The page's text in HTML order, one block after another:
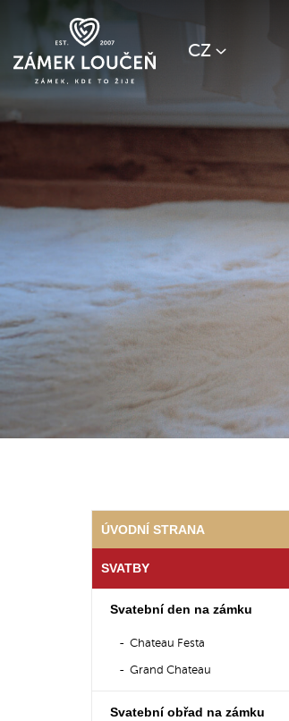
CZ
ÚVODNÍ STRANA
SVATBY
Svatební den na zámku
Chateau Festa
Grand Chateau
Svatební obřad na zámku